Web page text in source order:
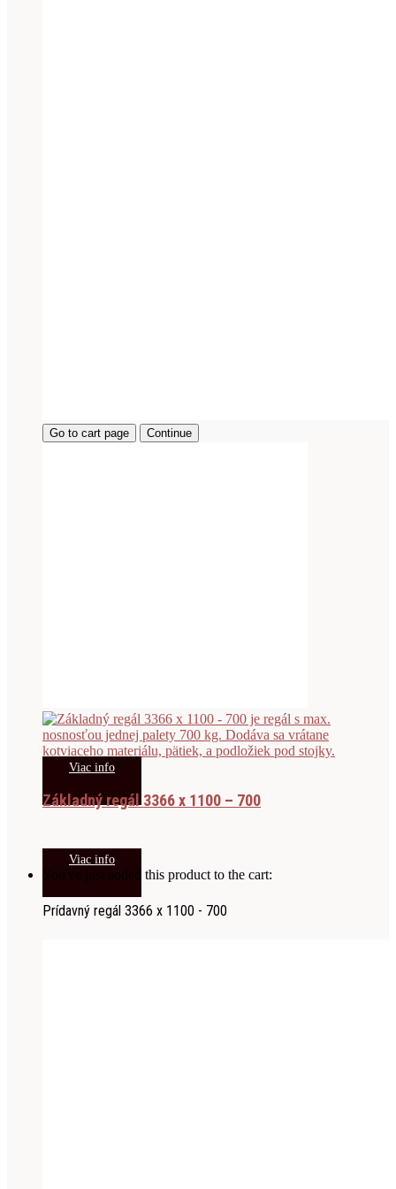
Go to cart page Continue
Viac info
Základný regál 3366 x 1100 – 700
Viac info
You've just added this product to the cart:
Prídavný regál 3366 x 1100 - 700